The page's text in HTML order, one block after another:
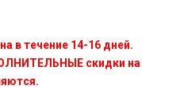
в течение 14-16 дней.
скидки на